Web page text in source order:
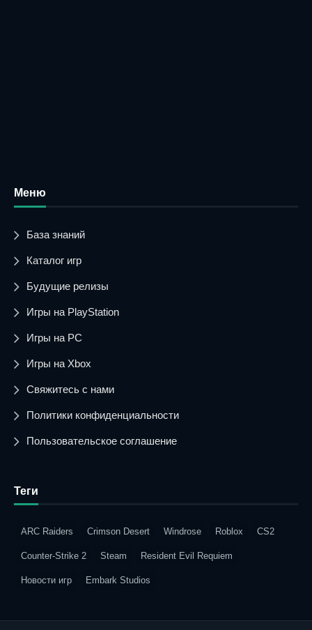
Меню
База знаний
Каталог игр
Будущие релизы
Игры на PlayStation
Игры на PC
Игры на Xbox
Свяжитесь с нами
Политики конфиденциальности
Пользовательское соглашение
Теги
ARC Raiders Crimson Desert Windrose Roblox CS2
Counter-Strike 2 Steam Resident Evil Requiem
Новости игр Embark Studios